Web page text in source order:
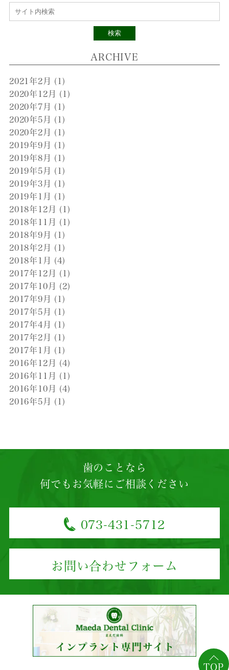
検索
ARCHIVE
2021年2月 (1)
2020年12月 (1)
2020年7月 (1)
2020年5月 (1)
2020年2月 (1)
2019年9月 (1)
2019年8月 (1)
2019年5月 (1)
2019年3月 (1)
2019年1月 (1)
2018年12月 (1)
2018年11月 (1)
2018年9月 (1)
2018年2月 (1)
2018年1月 (4)
2017年12月 (1)
2017年10月 (2)
2017年9月 (1)
2017年5月 (1)
2017年4月 (1)
2017年2月 (1)
2017年1月 (1)
2016年12月 (4)
2016年11月 (1)
2016年10月 (4)
2016年5月 (1)
TOP
歯のことなら
何でもお気軽にご相談ください
073-431-5712
お問い合わせフォーム